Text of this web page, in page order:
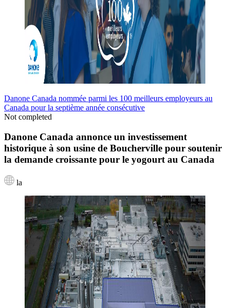
Danone Canada nommée parmi les 100 meilleurs employeurs au
Canada pour la septième année consécutive
Not completed
Danone Canada annonce un investissement
historique à son usine de Boucherville pour soutenir
la demande croissante pour le yogourt au Canada
la